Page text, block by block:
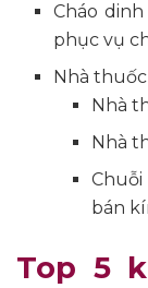
Cháo
phục vụ
Nhà
Nhà
Nhà
bán
Top 5